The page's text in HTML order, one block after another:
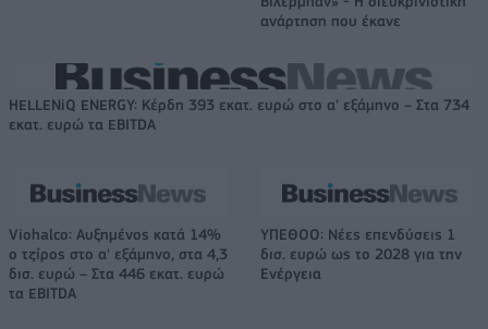
ανάρτηση που έκανε
HELLENiQ ENERGY: Κέρδη 393 εκατ. ευρώ στο α' εξάμηνο – Στα 734
εκατ. ευρώ τα EBITDA
Viohalco: Αυξημένος κατά 14%
ο τζίρος στο α' εξάμηνο, στα 4,3
δισ. ευρώ – Στα 446 εκατ. ευρώ
τα EBITDA
ΥΠΕΘΟΟ: Νέες επενδύσεις 1
δισ. ευρώ ως το 2028 για την
Ενέργεια